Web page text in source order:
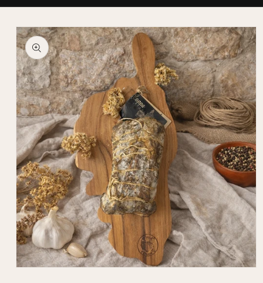
Passer aux
informations
produits